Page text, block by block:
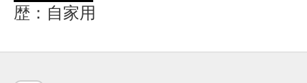
歴：自家用